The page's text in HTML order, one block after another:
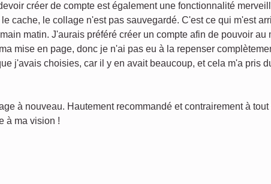
créer de compte est également une fonctionnalité
cache, le collage n'est pas sauvegardé. C'est ce qui m'est
matin. J'aurais préféré créer un compte afin de pouvoir au
mise en page, donc je n'ai pas eu à la repenser
j'avais choisies, car il y en avait beaucoup, et cela m'a pris
à nouveau. Hautement recommandé et contrairement à
à ma vision !